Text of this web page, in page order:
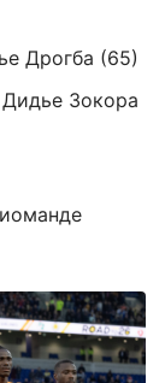
Дрогба (65)
Дидье Зокора